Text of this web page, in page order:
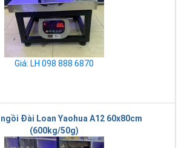
Giá: LH 098 888 6870
Đài Loan Yaohua A12 60x80cm
(600kg/50g)